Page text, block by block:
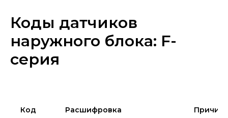
Коды датчиков
наружного блока: F-
серия
Код Расшифровка